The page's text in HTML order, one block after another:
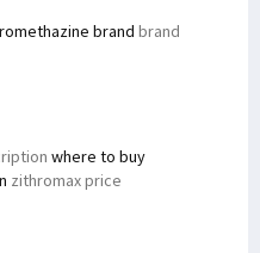
brand brand
where to buy
zithromax price